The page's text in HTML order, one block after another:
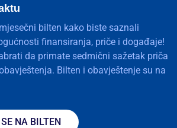
bilten kako biste saznali
finansiranja, priče i događaje!
da primate sedmični sažetak priča
Bilten i obavještenje su na
NA BILTEN